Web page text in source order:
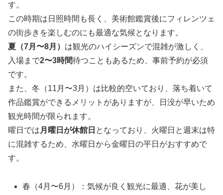
す。
この時期は日照時間も長く、美術館鑑賞後にフィレンツェ
の街歩きを楽しむのにも最適な気候となります。
夏（7月〜8月） は観光のハイシーズンで混雑が激しく、
入場まで2〜3時間待つこともあるため、事前予約が必須
です。
また、冬（11月〜3月）は比較的空いており、落ち着いて
作品鑑賞ができるメリットがありますが、日没が早いため
観光時間が限られます。
曜日では 月曜日が休館日 となっており、火曜日と週末は特
に混雑するため、水曜日から金曜日の平日がおすすめで
す。
春（4月〜6月）：気候が良く観光に最適、花が美し